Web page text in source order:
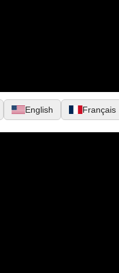
English Français